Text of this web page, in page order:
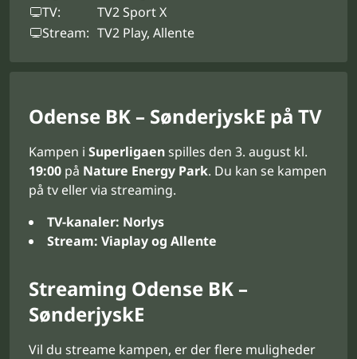
TV:
TV2 Sport X
Stream: TV2 Play, Allente
Odense BK – SønderjyskE på TV
Kampen i Superligaenspilles den 3. august kl.
19:00 på Nature Energy Park. Du kan se kampen
på tv eller via streaming.
TV-kanaler: Norlys
Stream: Viaplay og Allente
Streaming Odense BK –
SønderjyskE
Vil du streame kampen, er der flere muligheder